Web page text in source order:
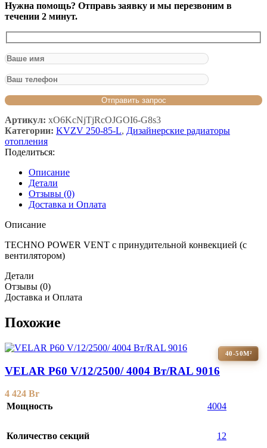
Нужна помощь? Отправь заявку и мы перезвоним в
течении 2 минут.
Артикул: xO6KcNjTjRcOJGOI6-G8s3
Категории: KVZV 250-85-L, Дизайнерские радиаторы
отопления
Поделиться:
Описание
Детали
Отзывы (0)
Доставка и Оплата
Описание
TECHNO POWER VENT с принудительной конвекцией (c
вентилятором)
Детали
Отзывы (0)
Доставка и Оплата
Похожие
40-50М²
VELAR P60 V/12/2500/ 4004 Bт/RAL 9016
4 424 Br
Мощность
4004
Количество секций 12